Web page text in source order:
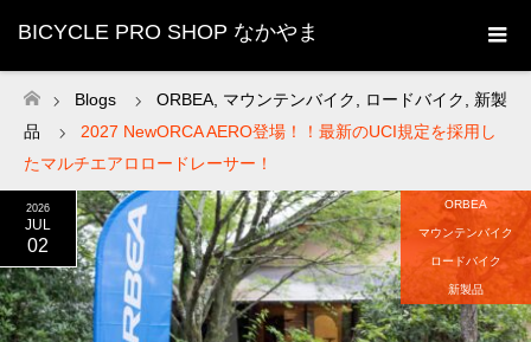
BICYCLE PRO SHOP なかやま
ホーム
Blogs ORBEA マウンテンバイク ロードバイク
新製
品
2027 NewORCA AERO登場！！最新のUCI規定を採用し
たマルチエアロロードレーサー！
2026
JUL
02
ORBEA
マウンテンバイク
ロードバイク
新製品